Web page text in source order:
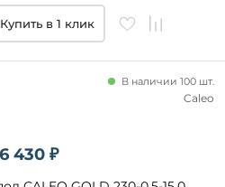
Купить в 1 клик
430 ₽
В наличии 100 шт.
Caleo